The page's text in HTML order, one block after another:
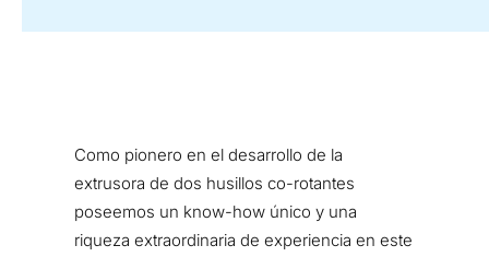
Como pionero en el desarrollo de la
extrusora de dos husillos co-rotantes
poseemos un know-how único y una
riqueza extraordinaria de experiencia en este